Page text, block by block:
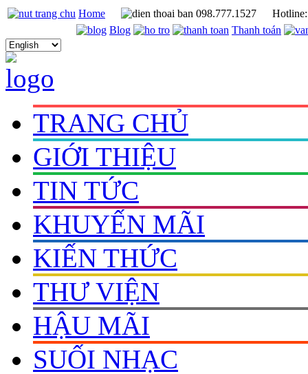
Home 098.777.1527
Blog
Thanh toán
TRANG CHỦ
GIỚI THIỆU
TIN TỨC
KHUYẾN MÃI
KIẾN THỨC
THƯ VIỆN
HẬU MÃI
SUỐI NHẠC